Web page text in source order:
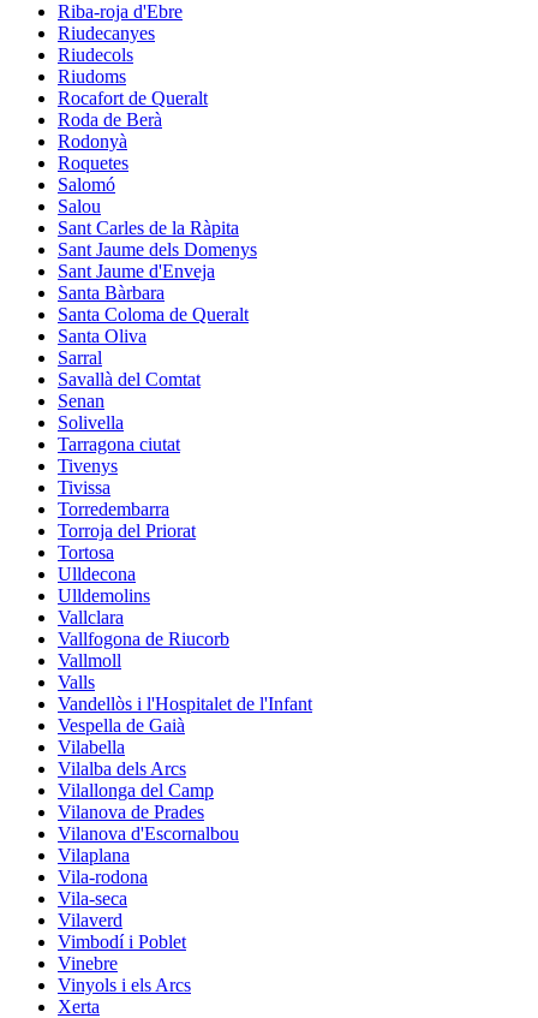
Riba-roja d'Ebre
Riudecanyes
Riudecols
Riudoms
Rocafort de Queralt
Roda de Berà
Rodonyà
Roquetes
Salomó
Salou
Sant Carles de la Ràpita
Sant Jaume dels Domenys
Sant Jaume d'Enveja
Santa Bàrbara
Santa Coloma de Queralt
Santa Oliva
Sarral
Savallà del Comtat
Senan
Solivella
Tarragona ciutat
Tivenys
Tivissa
Torredembarra
Torroja del Priorat
Tortosa
Ulldecona
Ulldemolins
Vallclara
Vallfogona de Riucorb
Vallmoll
Valls
Vandellòs i l'Hospitalet de l'Infant
Vespella de Gaià
Vilabella
Vilalba dels Arcs
Vilallonga del Camp
Vilanova de Prades
Vilanova d'Escornalbou
Vilaplana
Vila-rodona
Vila-seca
Vilaverd
Vimbodí i Poblet
Vinebre
Vinyols i els Arcs
Xerta